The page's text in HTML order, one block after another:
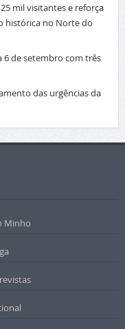
mil visitantes e reforça
histórica no Norte do
6 de setembro com três
das urgências da
Minho